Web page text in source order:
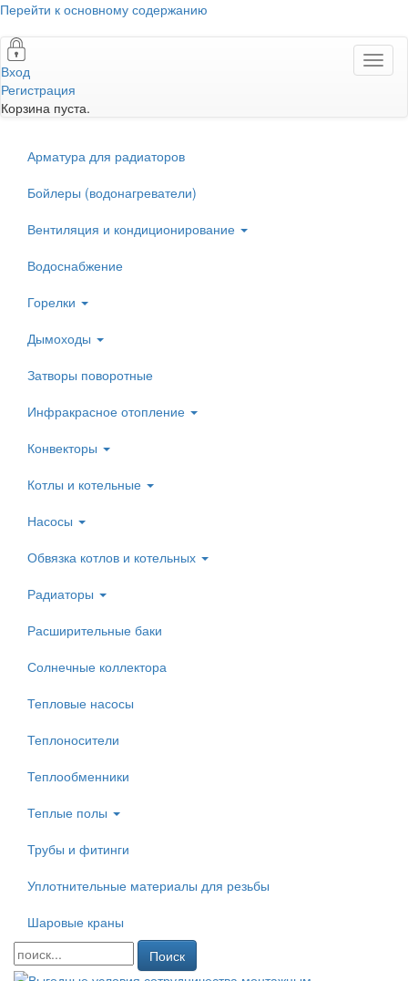
Перейти к основному содержанию
Вход
Регистрация
Корзина пуста.
Арматура для радиаторов
Бойлеры (водонагреватели)
Вентиляция и кондиционирование
Водоснабжение
Горелки
Дымоходы
Затворы поворотные
Инфракрасное отопление
Конвекторы
Котлы и котельные
Насосы
Обвязка котлов и котельных
Радиаторы
Расширительные баки
Солнечные коллектора
Тепловые насосы
Теплоносители
Теплообменники
Теплые полы
Трубы и фитинги
Уплотнительные материалы для резьбы
Шаровые краны
Поиск